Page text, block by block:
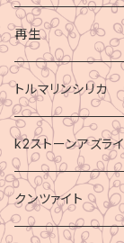
再生
トルマリンシリカ
k2ストーンアズラ
クンツァイト